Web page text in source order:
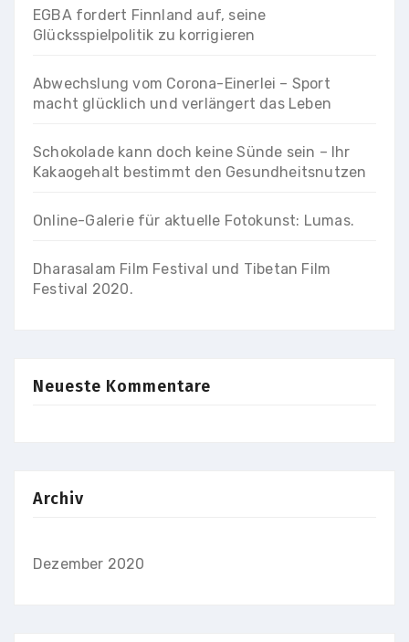
EGBA fordert Finnland auf, seine
Glücksspielpolitik zu korrigieren
Abwechslung vom Corona-Einerlei – Sport
macht glücklich und verlängert das Leben
Schokolade kann doch keine Sünde sein – Ihr
Kakaogehalt bestimmt den Gesundheitsnutzen
Online-Galerie für aktuelle Fotokunst: Lumas.
Dharasalam Film Festival und Tibetan Film
Festival 2020.
Neueste Kommentare
Archiv
Dezember 2020